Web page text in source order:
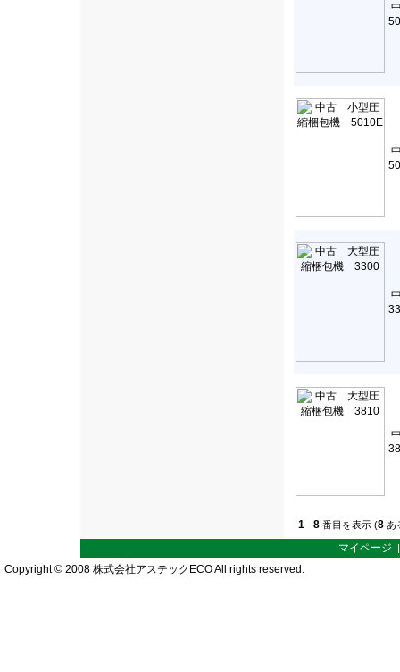
1 - 8 番目を表示 (8 あ
マイページ
Copyright © 2008 株式会社アステックECO All rights reserved.